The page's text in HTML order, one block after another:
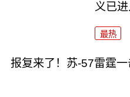
义已
最热
报复来了！苏-57雷霆